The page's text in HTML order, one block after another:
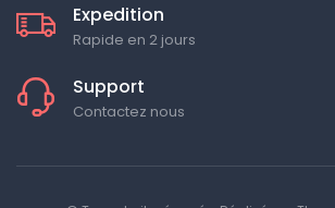
Expedition
Rapide en 2 jours
Support
Contactez nous